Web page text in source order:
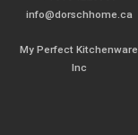
info@dorschhome.ca
My Perfect Kitchenware
Inc